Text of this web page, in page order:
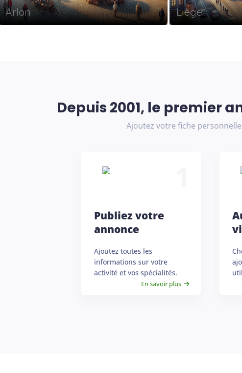
Arlon Liège
Depuis 2001, le premier
Ajoutez votre fiche
Publiez votre
annonce
Ajoutez toutes les
informations sur votre
activité et vos spécialités.
En savoir plus